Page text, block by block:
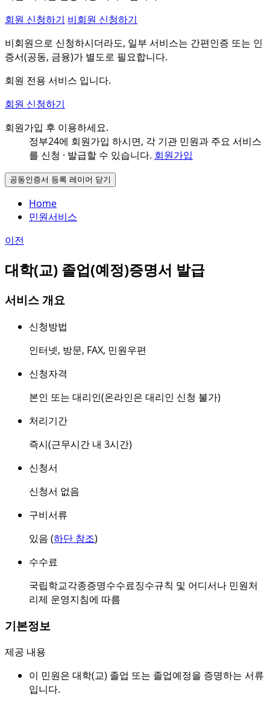
회원 신청하기 비회원 신청하기
비회원으로 신청하시더라도, 일부 서비스는 간편인증 또는 인
증서(공동, 금융)가 별도로 필요합니다.
회원 전용 서비스 입니다.
회원 신청하기
회원가입 후 이용하세요.
정부24에 회원가입 하시면, 각 기관 민원과 주요 서비스
를 신청 · 발급할 수 있습니다. 회원가입
공동인증서 등록 레이어 닫기
Home
민원서비스
이전
대학(교) 졸업(예정)증명서 발급
서비스 개요
신청방법
인터넷, 방문, FAX, 민원우편
신청자격
본인 또는 대리인(온라인은 대리인 신청 불가)
처리기간
즉시(근무시간 내 3시간)
신청서
신청서 없음
구비서류
있음 (하단 참조)
수수료
국립학교각종증명수수료징수규칙 및 어디서나 민원처
리제 운영지침에 따름
기본정보
제공 내용
이 민원은 대학(교) 졸업 또는 졸업예정을 증명하는 서류
입니다.